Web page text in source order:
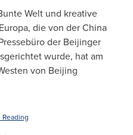
Welt und kreative
die von der China
der Beijinger
wurde, hat am
von Beijing